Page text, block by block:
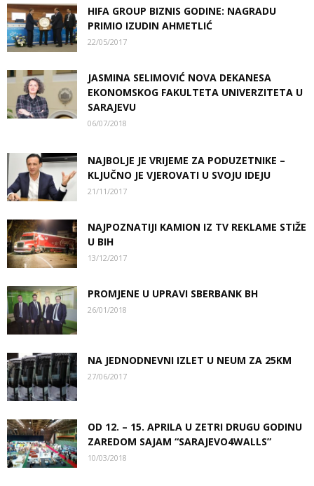
HIFA GROUP BIZNIS GODINE: NAGRADU
PRIMIO IZUDIN AHMETLIĆ
22/05/2017
JASMINA SELIMOVIĆ NOVA DEKANESA
EKONOMSKOG FAKULTETA UNIVERZITETA U
SARAJEVU
06/07/2018
NAJBOLJE JE VRIJEME ZA PODUZETNIKE –
KLJUČNO JE VJEROVATI U SVOJU IDEJU
21/11/2017
NAJPOZNATIJI KAMION IZ TV REKLAME STIŽE
U BIH
13/12/2017
PROMJENE U UPRAVI SBERBANK BH
26/01/2018
NA JEDNODNEVNI IZLET U NEUM ZA 25KM
27/06/2017
OD 12. – 15. APRILA U ZETRI DRUGU GODINU
ZAREDOM SAJAM “SARAJEVO4WALLS”
10/03/2018